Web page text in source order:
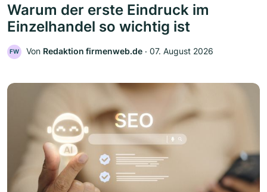
Warum der erste Eindruck im
Einzelhandel so wichtig ist
FW Von Redaktion firmenweb.de ‧ 07. August 2026